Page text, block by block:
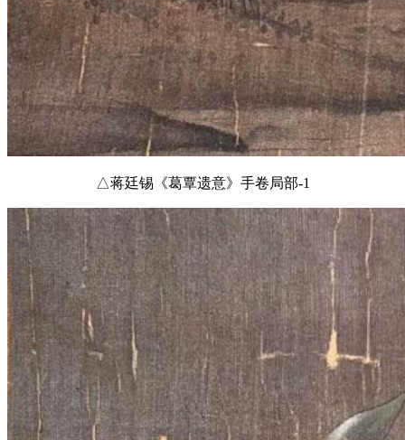
△蒋廷锡《葛覃遗意》手卷局部-1